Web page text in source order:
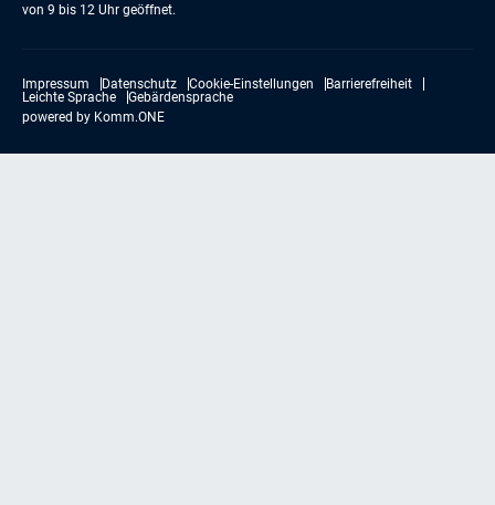
von 9 bis 12 Uhr geöffnet.
Impressum Datenschutz Cookie-Einstellungen
Barrierefreiheit
Leichte Sprache
Gebärdensprache
powered by Komm.ONE